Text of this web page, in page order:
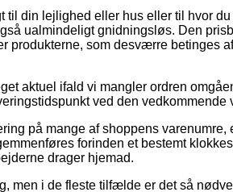
til din lejlighed eller hus eller til hvor du
ualmindeligt gnidningsløs. Den
produkterne, som desværre betinges
aktuel ifald vi mangler ordren
ved den vedkommende
på mange af shoppens varenumre,
forinden et bestemt
drager hjemad.
men i de fleste tilfælde er det så